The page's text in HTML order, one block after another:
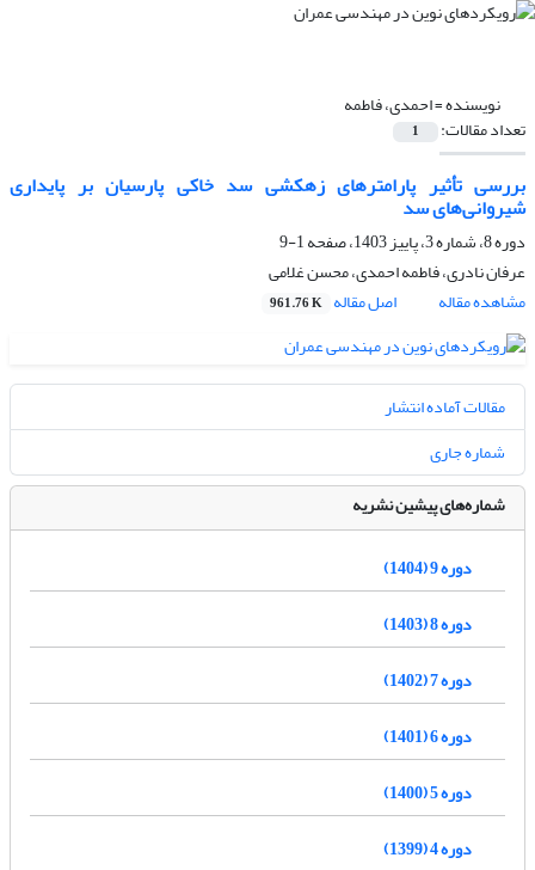
نویسنده =احمدی، فاطمه
تعداد مقالات: 1
بررسی تأثیر پارامترهای زهکشی سد خاکی پارسیان بر پایداری
شیروانی‌های سد
دوره 8، شماره 3، پاییز 1403، صفحه
1-9
عرفان نادری، فاطمه احمدی، محسن غلامی
مشاهده مقاله
اصل مقاله 961.76 K
مقالات آماده انتشار
شماره جاری
شماره‌های پیشین نشریه
دوره 9 (1404)
دوره 8 (1403)
دوره 7 (1402)
دوره 6 (1401)
دوره 5 (1400)
دوره 4 (1399)